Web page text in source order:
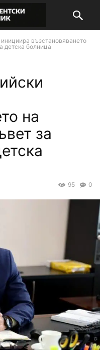
възстановяването
детска болница
на
за
0
95